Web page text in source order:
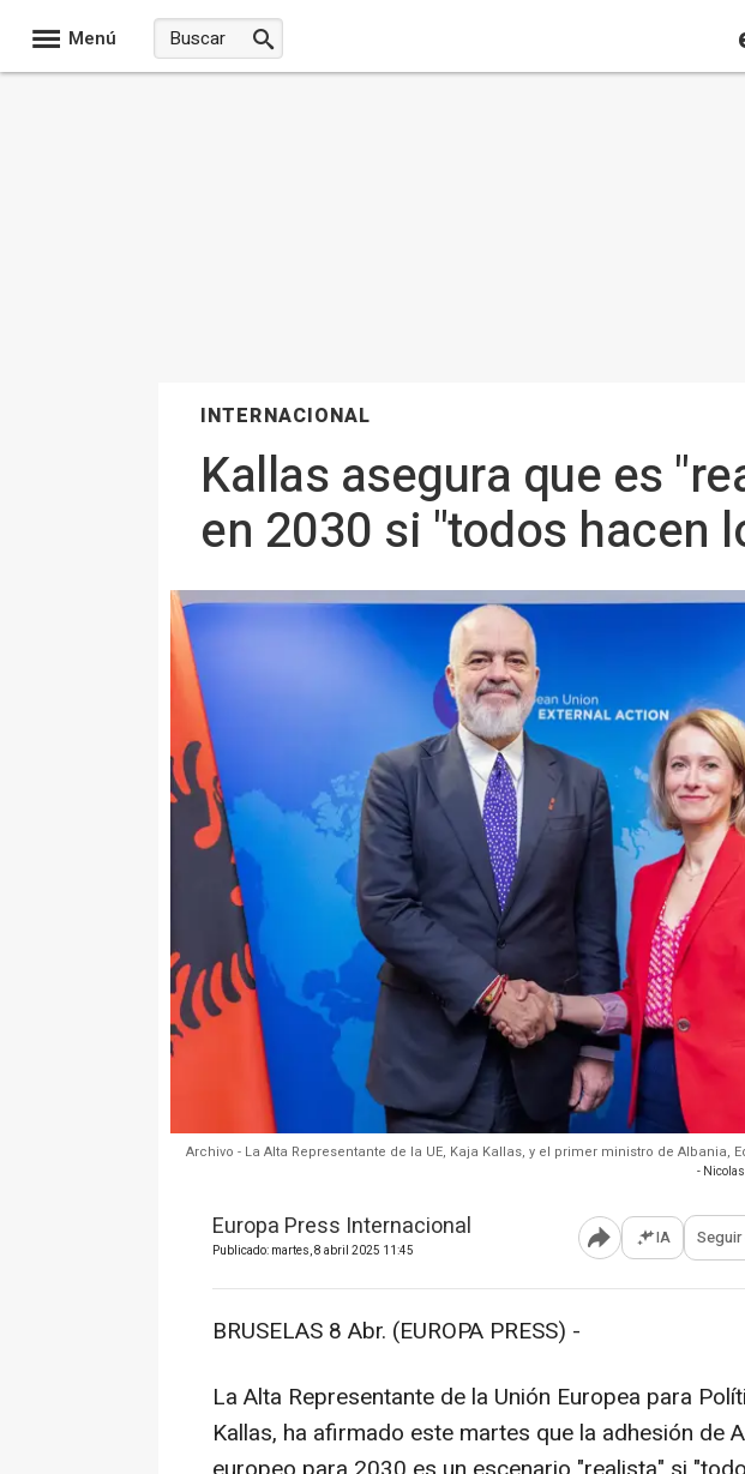
Menú
INTERNACIONAL
Kallas asegura que es
en 2030 si "todos hacen
Archivo - La Alta Representante de la UE, Kaja Kallas, y el primer ministro de Albania,
-
Europa Press Internacional
Publicado: martes, 8 abril 2025 11:45 Abrir opciones
IA Seguir
BRUSELAS 8 Abr. (EUROPA PRESS) -
La Alta Representante de la Unión Europea para
Kallas, ha afirmado este martes que la adhesión de